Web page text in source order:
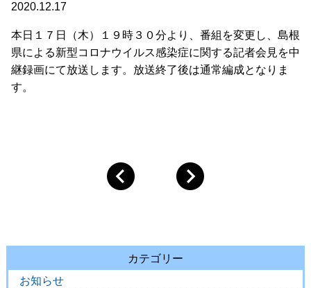
2020.12.17
本日１７日（木）１９時３０分より、番組を変更し、島根
県による新型コロナウイルス感染症に関する記者会見を中
継録画にて放送します。放送終了後は通常編成となりま
す。
カテゴリー
お知らせ